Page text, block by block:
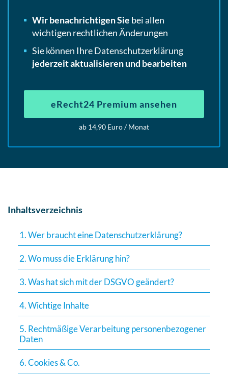
Wir benachrichtigen Sie bei allen
wichtigen rechtlichen Änderungen
Sie können Ihre Datenschutzerklärung
jederzeit aktualisieren und bearbeiten
eRecht24 Premium ansehen
ab 14,90 Euro / Monat
Inhaltsverzeichnis
1. Wer braucht eine Datenschutzerklärung?
2. Wo muss die Erklärung hin?
3. Was hat sich mit der DSGVO geändert?
4. Wichtige Inhalte
5. Rechtmäßige Verarbeitung personenbezogener
Daten
6. Cookies & Co.